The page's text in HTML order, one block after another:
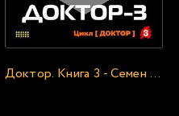
Доктор. Книга 3 - Семен Афанасьев